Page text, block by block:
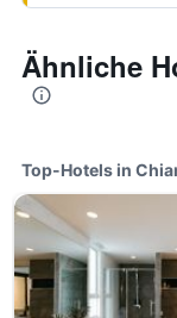
Ähnliche
Top-Hotels in